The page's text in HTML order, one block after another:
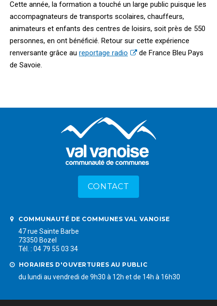
Cette année, la formation a touché un large public puisque les
accompagnateurs de transports scolaires, chauffeurs,
animateurs et enfants des centres de loisirs, soit près de 550
personnes, en ont bénéficié. Retour sur cette expérience
renversante grâce au reportage radio
de France Bleu Pays
de Savoie.
CONTACT
COMMUNAUTÉ DE COMMUNES VAL VANOISE
47 rue Sainte Barbe
73350 Bozel
Tél. : 04 79 55 03 34
HORAIRES D'OUVERTURES AU PUBLIC
du lundi au vendredi de 9h30 à 12h et de 14h à 16h30